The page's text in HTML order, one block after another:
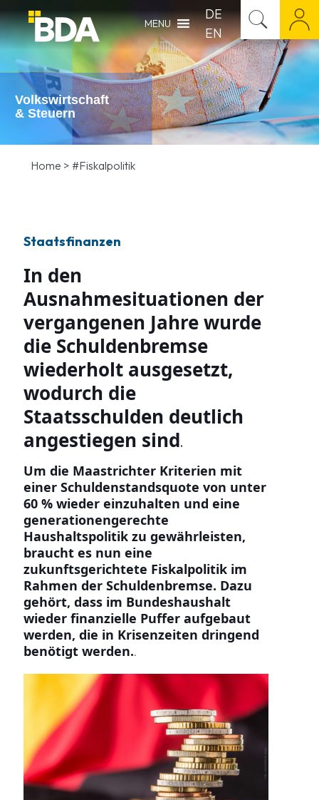
MENU
DE
EN
Volkswirtschaft
& Steuern
Home > #Fiskalpolitik
Staatsfinanzen
In den
Ausnahmesituationen der
vergangenen Jahre wurde
die Schuldenbremse
wiederholt ausgesetzt,
wodurch die
Staatsschulden deutlich
angestiegen sind.
Um die Maastrichter Kriterien mit
einer Schuldenstandsquote von unter
60 % wieder einzuhalten und eine
generationengerechte
Haushaltspolitik zu gewährleisten,
braucht es nun eine
zukunftsgerichtete Fiskalpolitik im
Rahmen der Schuldenbremse. Dazu
gehört, dass im Bundeshaushalt
wieder finanzielle Puffer aufgebaut
werden, die in Krisenzeiten dringend
benötigt werden..